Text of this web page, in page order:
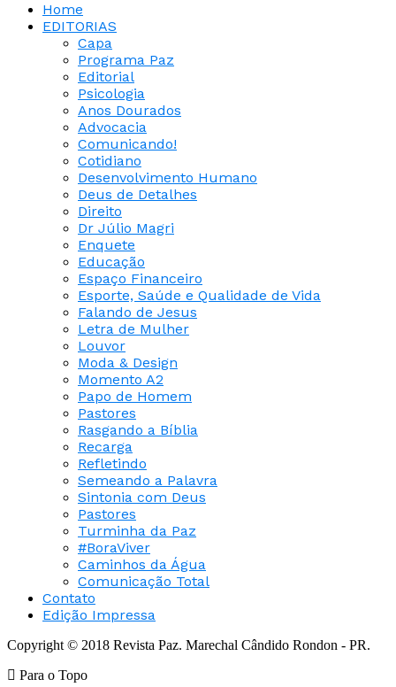
Home
EDITORIAS
Capa
Programa Paz
Editorial
Psicologia
Anos Dourados
Advocacia
Comunicando!
Cotidiano
Desenvolvimento Humano
Deus de Detalhes
Direito
Dr Júlio Magri
Enquete
Educação
Espaço Financeiro
Esporte, Saúde e Qualidade de Vida
Falando de Jesus
Letra de Mulher
Louvor
Moda & Design
Momento A2
Papo de Homem
Pastores
Rasgando a Bíblia
Recarga
Refletindo
Semeando a Palavra
Sintonia com Deus
Pastores
Turminha da Paz
#BoraViver
Caminhos da Água
Comunicação Total
Contato
Edição Impressa
Copyright © 2018 Revista Paz. Marechal Cândido Rondon - PR.
Para o Topo